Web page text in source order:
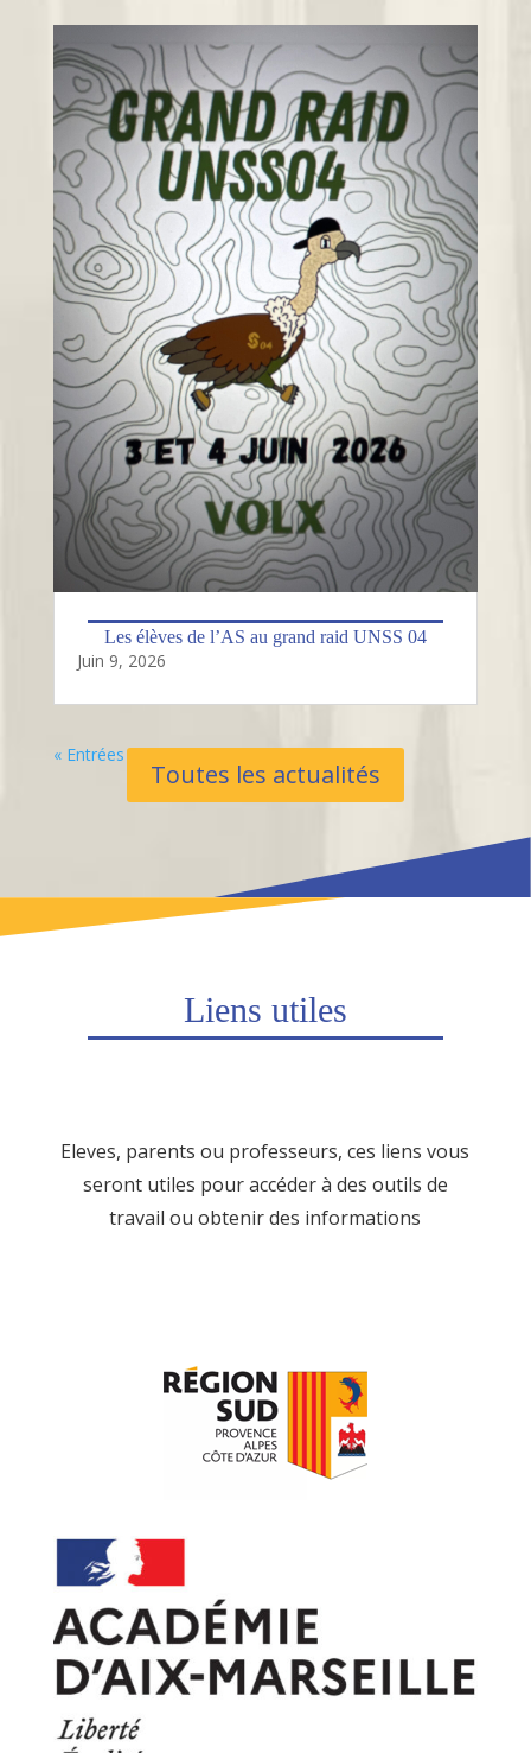
Les élèves de l’AS au grand raid UNSS 04
Juin 9, 2026
« Entrées Plus Anciennes
Toutes les actualités
Liens utiles
Eleves, parents ou professeurs, ces liens vous
seront utiles pour accéder à des outils de
travail ou obtenir des informations